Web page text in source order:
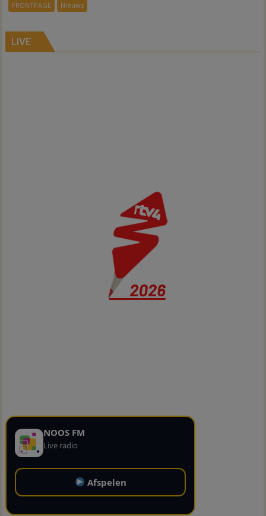
FRONTPAGE Nieuws
LIVE
NOOS FM
Live radio
Afspelen